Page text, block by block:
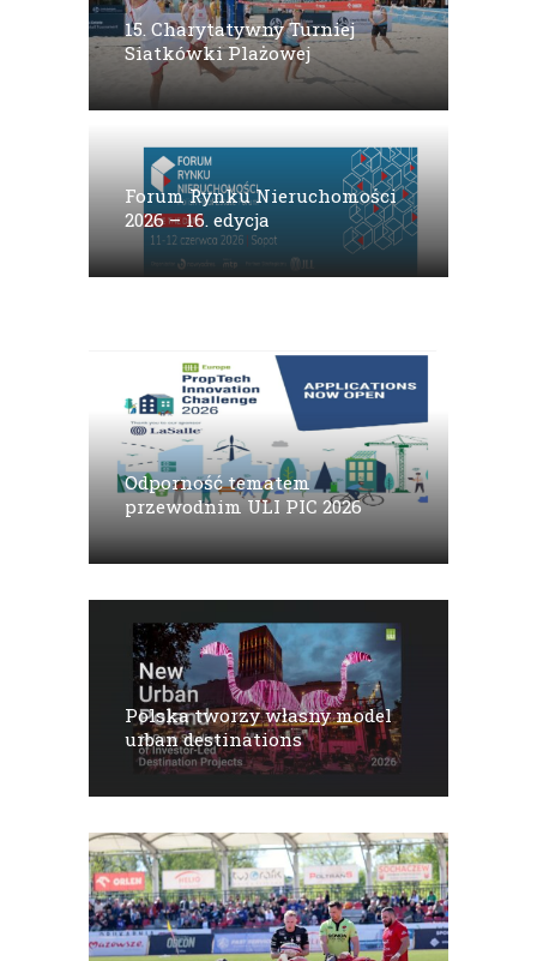
15. Charytatywny Turniej
Siatkówki Plażowej
Forum Rynku Nieruchomości
2026 – 16. edycja
Odporność tematem
przewodnim ULI PIC 2026
Polska tworzy własny model
urban destinations